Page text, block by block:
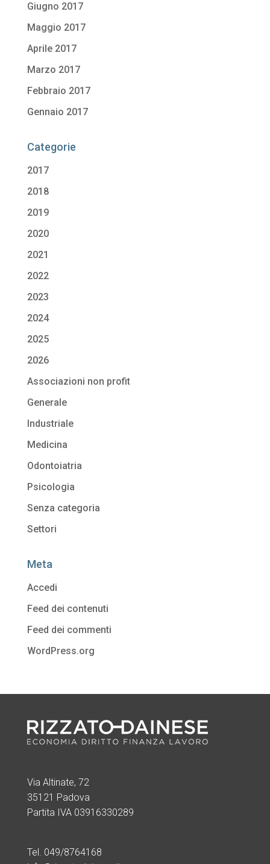
Giugno 2017
Maggio 2017
Aprile 2017
Marzo 2017
Febbraio 2017
Gennaio 2017
Categorie
2017
2018
2019
2020
2021
2022
2023
2024
2025
2026
Associazioni non profit
Generale
Industriale
Medicina
Odontoiatria
Psicologia
Senza categoria
Settori
Meta
Accedi
Feed dei contenuti
Feed dei commenti
WordPress.org
Via Altinate, 72
35121 Padova
Partita IVA 03916330289
Tel. 049/8764168